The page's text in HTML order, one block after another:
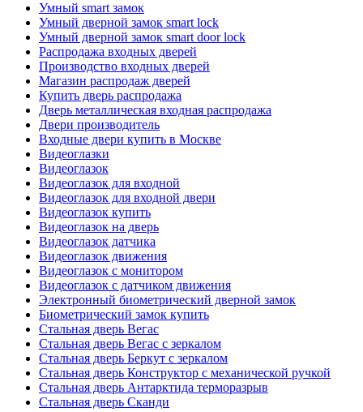
Умный smart замок
Умный дверной замок smart lock
Умный дверной замок smart door lock
Распродажа входных дверей
Производство входных дверей
Магазин распродаж дверей
Купить дверь распродажа
Дверь металлическая входная распродажа
Двери производитель
Входные двери купить в Москве
Видеоглазки
Видеоглазок
Видеоглазок для входной
Видеоглазок для входной двери
Видеоглазок купить
Видеоглазок на дверь
Видеоглазок датчика
Видеоглазок движения
Видеоглазок с монитором
Видеоглазок с датчиком движения
Электронный биометрический дверной замок
Биометрический замок купить
Стальная дверь Вегас
Стальная дверь Вегас с зеркалом
Стальная дверь Беркут с зеркалом
Стальная дверь Конструктор с механической ручкой
Стальная дверь Антарктида терморазрыв
Стальная дверь Сканди